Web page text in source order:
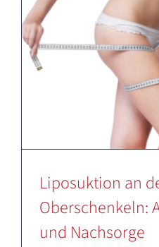
Liposuktion an
Oberschenkeln:
und Nachsorge